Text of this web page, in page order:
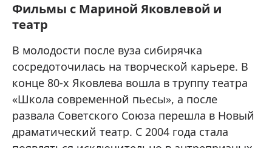
Фильмы с Мариной Яковлевой и
театр
В молодости после вуза сибирячка
сосредоточилась на творческой карьере. В
конце 80-х Яковлева вошла в труппу театра
«Школа современной пьесы», а после
развала Советского Союза перешла в Новый
драматический театр. С 2004 года стала